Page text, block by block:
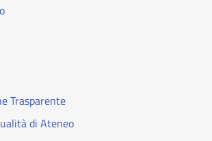
Trasparente
di Ateneo